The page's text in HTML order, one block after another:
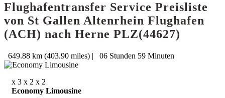
Flughafentransfer Service Preisliste
von St Gallen Altenrhein Flughafen
(ACH) nach Herne PLZ(44627)
649.88 km (403.90 miles) 06 Stunden 59 Minuten
x 3 x 2 x 2
Economy Limousine